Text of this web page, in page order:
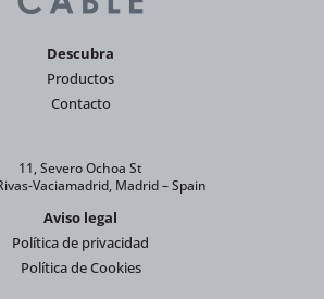
Descubra
Productos
Contacto
11, Severo Ochoa St
Vaciamadrid, Madrid – Spain
Aviso legal
Política de privacidad
Política de Cookies